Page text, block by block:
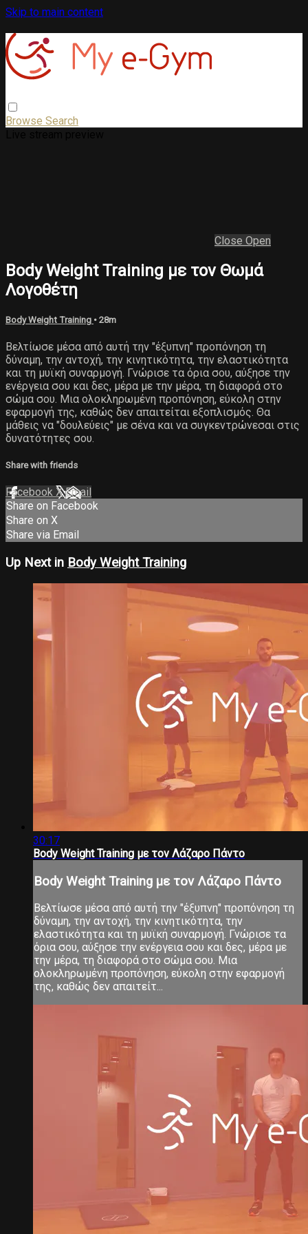
Skip to main content
Browse Search
Close Open
Body Weight Training με τον Θωμά
Λογοθέτη
Body Weight Training • 28m
Βελτίωσε μέσα από αυτή την "έξυπνη" προπόνηση τη
δύναμη, την αντοχή, την κινητικότητα, την ελαστικότητα
και τη μυϊκή συναρμογή. Γνώρισε τα όρια σου, αύξησε την
ενέργεια σου και δες, μέρα με την μέρα, τη διαφορά στο
σώμα σου. Μια ολοκληρωμένη προπόνηση, εύκολη στην
εφαρμογή της, καθώς δεν απαιτείται εξοπλισμός. Θα
μάθεις να "δουλεύεις" με σένα και να συγκεντρώνεσαι στις
δυνατότητες σου.
Share with friends
Facebook XEmail
Share on Facebook
Share on X
Share via Email
Up Next in Body Weight Training
30:17
Body Weight Training με τον Λάζαρο Πάντο
Body Weight Training με τον Λάζαρο Πάντο
Βελτίωσε μέσα από αυτή την "έξυπνη" προπόνηση τη
δύναμη, την αντοχή, την κινητικότητα, την
ελαστικότητα και τη μυϊκή συναρμογή. Γνώρισε τα
όρια σου, αύξησε την ενέργεια σου και δες, μέρα με
την μέρα, τη διαφορά στο σώμα σου. Μια
ολοκληρωμένη προπόνηση, εύκολη στην εφαρμογή
της, καθώς δεν απαιτείτ...